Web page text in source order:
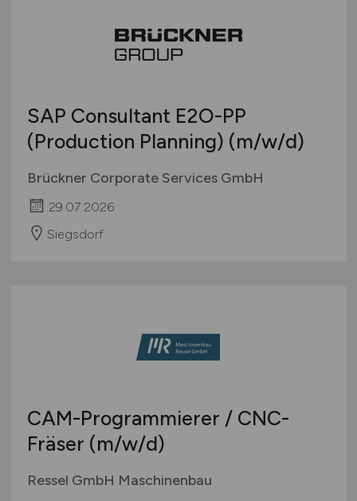
SAP Consultant E2O-PP
(Production Planning) (m/w/d)
Brückner Corporate Services GmbH
29.07.2026
Siegsdorf
CAM-Programmierer / CNC-
Fräser (m/w/d)
Ressel GmbH Maschinenbau